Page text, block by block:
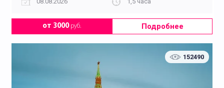
от 3000руб. Подробнее
152490